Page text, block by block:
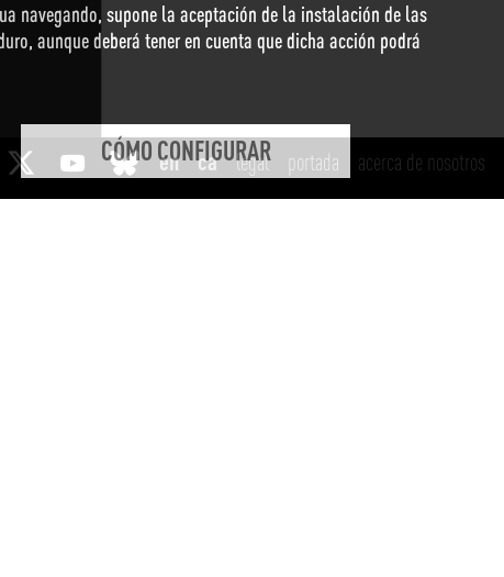
navegando, supone la aceptación de la instalación de las
aunque deberá tener en cuenta que dicha acción podrá
CÓMO CONFIGURAR
legal portada acerca de nosotros